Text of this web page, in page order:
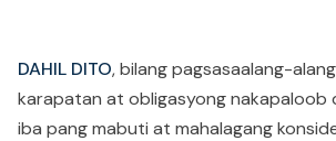
DAHIL DITO, bilang pagsasaalang-
karapatan at obligasyong nakapaloob
iba pang mabuti at mahalagang